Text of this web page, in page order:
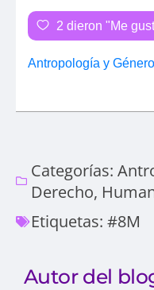
2 dieron "Me
Antropología y Género
Categorías:
Derecho,
Etiquetas: #8M
Autor del